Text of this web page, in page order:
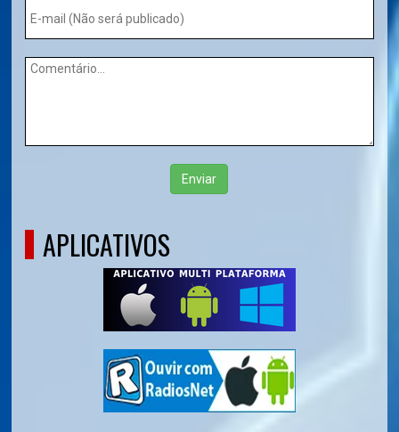
Enviar
APLICATIVOS